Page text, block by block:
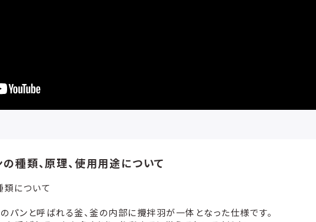
種類、原理、使用用途について
類について
パンと呼ばれる釜、釜の内部に攪拌羽が一体となった仕様です。